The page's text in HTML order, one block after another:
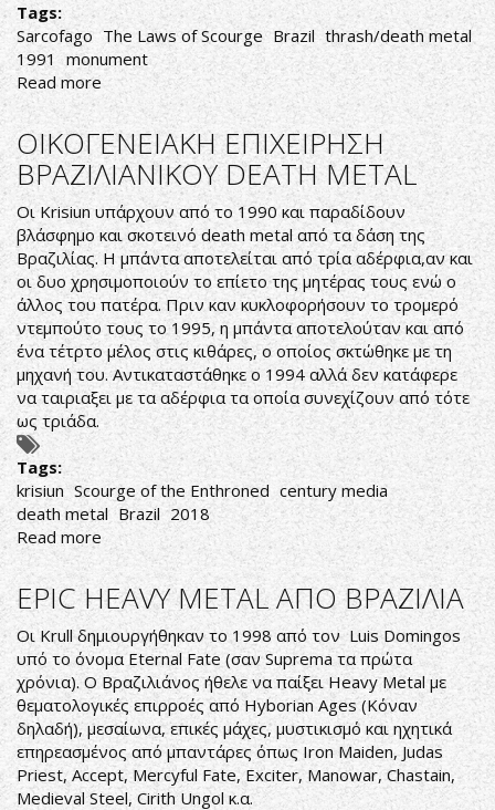
Tags:
Sarcofago The Laws of Scourge Brazil thrash/death metal
1991 monument
Read more about
Sarcófago-
The
Laws
of
Scourge
ΟΙΚΟΓΕΝΕΙΑΚΗ ΕΠΙΧΕΙΡΗΣΗ
ΒΡΑΖΙΛΙΑΝΙΚΟΥ DEATH METAL
Οι Krisiun υπάρχουν από το 1990 και παραδίδουν
βλάσφημο και σκοτεινό death metal από τα δάση της
Βραζιλίας. Η μπάντα αποτελείται από τρία αδέρφια,αν και
οι δυο χρησιμοποιούν το επίετο της μητέρας τους ενώ ο
άλλος του πατέρα. Πριν καν κυκλοφορήσουν το τρομερό
ντεμπούτο τους το 1995, η μπάντα αποτελούταν και από
ένα τέτρτο μέλος στις κιθάρες, ο οποίος σκτώθηκε με τη
μηχανή του. Αντικαταστάθηκε ο 1994 αλλά δεν κατάφερε
να ταιριαξει με τα αδέρφια τα οποία συνεχίζουν από τότε
ως τριάδα.
Tags:
krisiun Scourge of the Enthroned century media
death metal Brazil 2018
Read moreabout
ΟΙΚΟΓΕΝΕΙΑΚΗ
ΕΠΙΧΕΙΡΗΣΗ
ΒΡΑΖΙΛΙΑΝΙΚΟΥ
DEATH
METAL
EPIC HEAVY METAL ΑΠΟ ΒΡΑΖΙΛΙΑ
Οι Krull δημιουργήθηκαν το 1998 από τον Luis Domingos
υπό το όνομα Eternal Fate (σαν Suprema τα πρώτα
χρόνια). Ο Βραζιλιάνος ήθελε να παίξει Heavy Metal με
θεματολογικές επιρροές από Hyborian Ages (Κόναν
δηλαδή), μεσαίωνα, επικές μάχες, μυστικισμό και ηχητικά
επηρεασμένος από μπαντάρες όπως Iron Maiden, Judas
Priest, Accept, Mercyful Fate, Exciter, Manowar, Chastain,
Medieval Steel, Cirith Ungol κ.α.